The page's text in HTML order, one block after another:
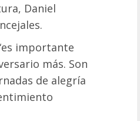
Daniel
importante
más. Son
de alegría